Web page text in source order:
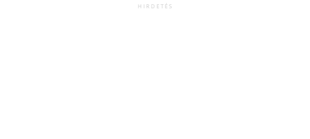
HIRDETÉS